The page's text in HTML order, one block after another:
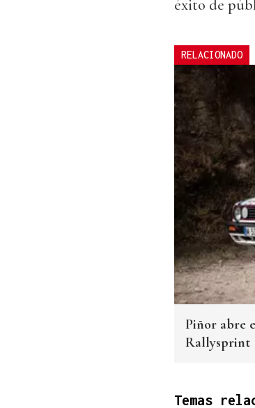
éxito de
RELACIONADO
Piñor abre
Rallysprint
Temas